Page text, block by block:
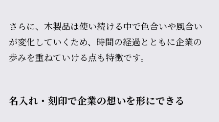
さらに、木製品は使い続ける中で色合いや風合い
が変化していくため、時間の経過とともに企業の
歩みを重ねていける点も特徴です。
名入れ・刻印で企業の想いを形にできる